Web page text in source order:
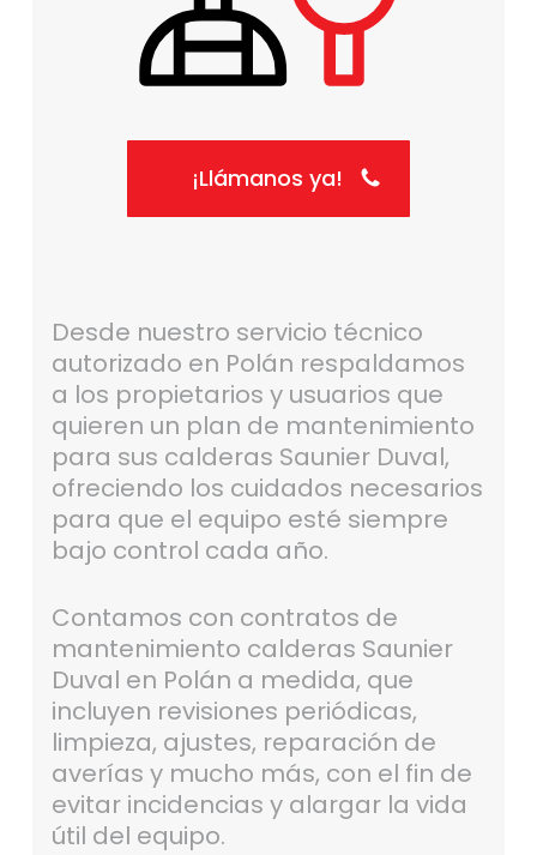
¡Llámanos ya!
Desde nuestro servicio técnico
autorizado en Polán respaldamos
a los propietarios y usuarios que
quieren un plan de mantenimiento
para sus calderas Saunier Duval,
ofreciendo los cuidados necesarios
para que el equipo esté siempre
bajo control cada año.
Contamos con contratos de
mantenimiento calderas Saunier
Duval en Polán a medida, que
incluyen revisiones periódicas,
limpieza, ajustes, reparación de
averías y mucho más, con el fin de
evitar incidencias y alargar la vida
útil del equipo.